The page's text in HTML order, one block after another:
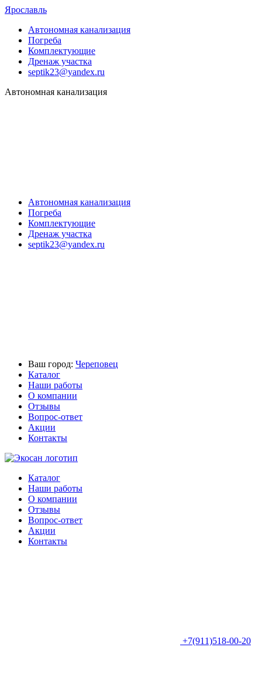
Ярославль
Автономная канализация
Погреба
Комплектующие
Дренаж участка
septik23@yandex.ru
Автономная канализация
Автономная канализация
Погреба
Комплектующие
Дренаж участка
septik23@yandex.ru
Ваш город: Череповец
Каталог
Наши работы
О компании
Отзывы
Вопрос-ответ
Акции
Контакты
Каталог
Наши работы
О компании
Отзывы
Вопрос-ответ
Акции
Контакты
+7(911)518-00-20